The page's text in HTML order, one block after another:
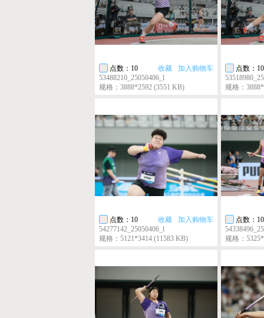
收藏 加入购物车
点数：10
53488210_25050406_l
规格：3888*2592 (3551 KB)
点数：10
规格：
收藏 加入购物车
点数：10
54277142_25050406_l
规格：5121*3414 (11583 KB)
点数：10
规格：